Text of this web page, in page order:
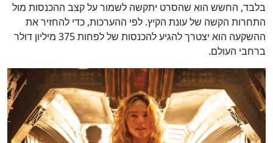
בלבד, החשש הוא שהסרט יתקשה לשמור על קצב ההכנסות מול
התחרות הקשה של עונת הקיץ. לפי ההערכות, כדי להחזיר את
ההשקעה הוא יצטרך להגיע להכנסות של לפחות 375 מיליון דולר
ברחבי העולם.